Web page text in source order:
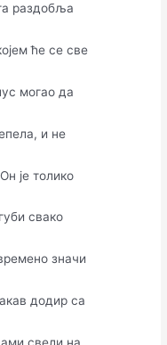
раздобља
ће се све
могао да
и не
је толико
свако
значи
додир са